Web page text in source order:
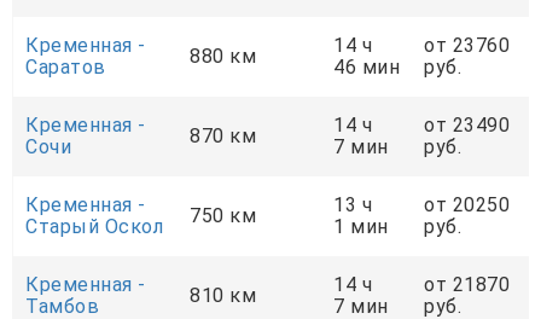
Кременная -
Саратов
880 км
14 ч
46 мин
от 23760
руб.
Кременная -
Сочи
870 км
14 ч
7 мин
от 23490
руб.
Кременная -
Старый Оскол
750 км
13 ч
1 мин
от 20250
руб.
Кременная -
Тамбов
810 км
14 ч
7 мин
от 21870
руб.